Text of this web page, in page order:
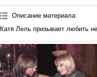
Описание материала:
Катя Лель призывает любить